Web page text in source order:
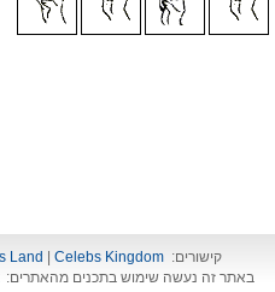
קישורים: Land
Celebs Kingdom
באתר זה נעשה שימוש בתכנים מהאתרים: